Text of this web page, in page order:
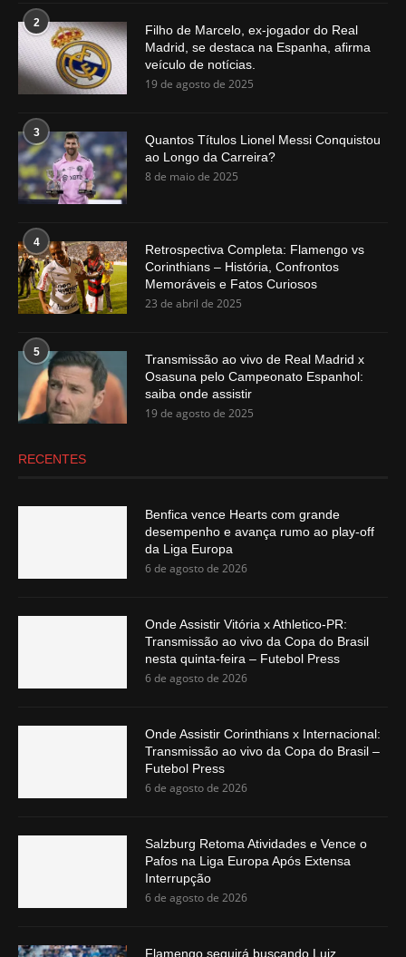
2
Filho de Marcelo, ex-jogador do Real
Madrid, se destaca na Espanha, afirma
veículo de notícias.
19 de agosto de 2025
3
Quantos Títulos Lionel Messi Conquistou
ao Longo da Carreira?
8 de maio de 2025
4
Retrospectiva Completa: Flamengo vs
Corinthians – História, Confrontos
Memoráveis e Fatos Curiosos
23 de abril de 2025
5
Transmissão ao vivo de Real Madrid x
Osasuna pelo Campeonato Espanhol:
saiba onde assistir
19 de agosto de 2025
RECENTES
Benfica vence Hearts com grande
desempenho e avança rumo ao play-off
da Liga Europa
6 de agosto de 2026
Onde Assistir Vitória x Athletico-PR:
Transmissão ao vivo da Copa do Brasil
nesta quinta-feira – Futebol Press
6 de agosto de 2026
Onde Assistir Corinthians x Internacional:
Transmissão ao vivo da Copa do Brasil –
Futebol Press
6 de agosto de 2026
Salzburg Retoma Atividades e Vence o
Pafos na Liga Europa Após Extensa
Interrupção
6 de agosto de 2026
Flamengo seguirá buscando Luiz